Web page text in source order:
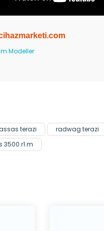
terazi radwag terazi
3500.r1.m